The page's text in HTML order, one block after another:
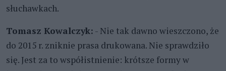
słuchawkach.
Tomasz Kowalczyk: - Nie tak dawno wieszczono, że
do 2015 r. zniknie prasa drukowana. Nie sprawdziło
się. Jest za to współistnienie: krótsze formy w